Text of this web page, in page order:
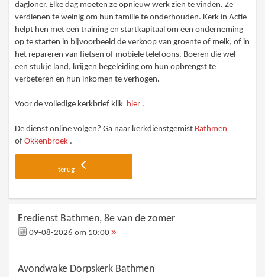
dagloner. Elke dag moeten ze opnieuw werk zien te vinden. Ze
verdienen te weinig om hun familie te onderhouden. Kerk in Actie
helpt hen met een training en startkapitaal om een onderneming
op te starten in bijvoorbeeld de verkoop van groente of melk, of in
het repareren van fietsen of mobiele telefoons. Boeren die wel
een stukje land, krijgen begeleiding om hun opbrengst te
verbeteren en hun inkomen te verhogen.
Voor de volledige kerkbrief klik hier .
De dienst online volgen? Ga naar kerkdienstgemist Bathmen
ofOkkenbroek .
terug
Eredienst Bathmen, 8e van de zomer
09-08-2026 om 10:00
Avondwake Dorpskerk Bathmen